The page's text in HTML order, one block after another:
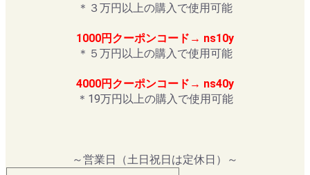
＊３万円以上の購入で使用可能
1000円クーポンコード→ ns10y
＊５万円以上の購入で使用可能
4000円クーポンコード→ ns40y
＊19万円以上の購入で使用可能
～営業日（土日祝日は定休日）～